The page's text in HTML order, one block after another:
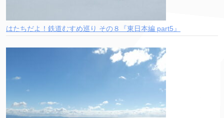
はたちだよ！鉄道むすめ巡り その８『東日本編 part5』